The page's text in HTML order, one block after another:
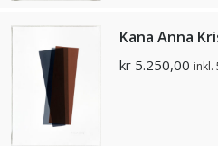
Kana Anna
kr 5.250,00 inkl.